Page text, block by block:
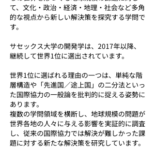
て、文化・政治・経済・地理・社会など多角
的な視点から新しい解決策を探究する学問で
す。
サセックス大学の開発学は、2017年以降、
継続して世界1位に選出されています。
世界1位に選ばれる理由の一つは、単純な階
層構造や「先進国／途上国」の二分法といっ
た国際協力の一般論を批判的に捉える姿勢に
あります。
複数の学問領域を横断し、地球規模の問題が
世界各地の人々に与える影響を実証的に調査
し、従来の国際協力では解決が難しかった課
題に対する新たな解決策を研究しています。